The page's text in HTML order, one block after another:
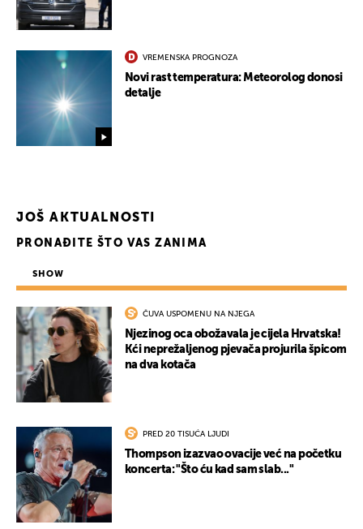
VREMENSKA PROGNOZA
Novi rast temperatura: Meteorolog donosi
detalje
JOŠ AKTUALNOSTI
PRONAĐITE ŠTO VAS ZANIMA
SHOW
ČUVA USPOMENU NA NJEGA
Njezinog oca obožavala je cijela Hrvatska!
Kći neprežaljenog pjevača projurila špicom
na dva kotača
PRED 20 TISUĆA LJUDI
Thompson izazvao ovacije već na početku
koncerta: "Što ću kad sam slab..."